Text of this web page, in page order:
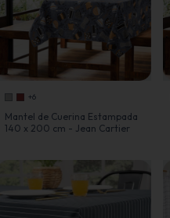
+6
Mantel de Cuerina Estampada
140 x 200 cm - Jean Cartier